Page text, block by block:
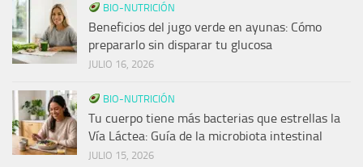
BIO-NUTRICIÓN
Beneficios del jugo verde en ayunas: Cómo
prepararlo sin disparar tu glucosa
JULIO 16, 2026
BIO-NUTRICIÓN
Tu cuerpo tiene más bacterias que estrellas la
Vía Láctea: Guía de la microbiota intestinal
JULIO 15, 2026